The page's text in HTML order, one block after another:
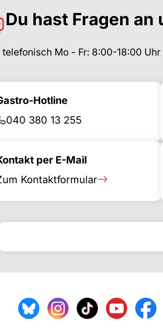
Du hast Fragen an
Mo - Fr: 8:00-18:00
Hotline
040 380 13 255
per E-Mail
Kontaktformular